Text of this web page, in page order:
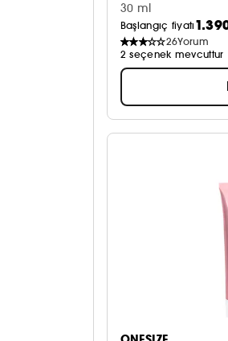
30 ml
Başlangıç fiyatı
26Yorum
2 seçenek mevcuttur